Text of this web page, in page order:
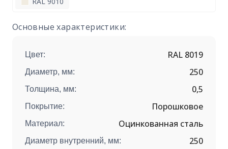
Основные характеристики:
Цвет: RAL 8019
Диаметр, мм: 250
Толщина, мм: 0,5
Покрытие: Порошковое
Материал: Оцинкованная сталь
Диаметр внутренний, мм: 250